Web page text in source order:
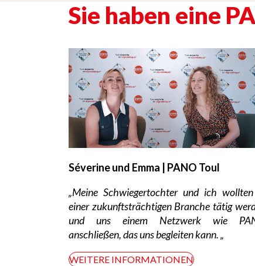
Sie haben eine
Séverine und Emma | PANO Toul
„Meine Schwiegertochter und ich
einer zukunftsträchtigen Branche tätig
und uns einem Netzwerk wie
anschließen, das uns begleiten kann.„
WEITERE INFORMATIONEN